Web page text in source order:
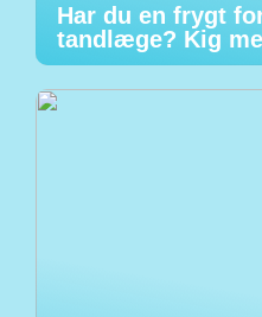
Har du en frygt
tandlæge? Kig